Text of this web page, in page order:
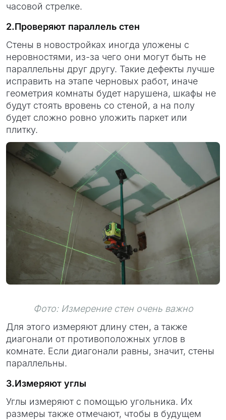
часовой стрелке.
2.Проверяют параллель стен
Стены в новостройках иногда уложены с
неровностями, из-за чего они могут быть не
параллельны друг другу. Такие дефекты лучше
исправить на этапе черновых работ, иначе
геометрия комнаты будет нарушена, шкафы не
будут стоять вровень со стеной, а на полу
будет сложно ровно уложить паркет или
плитку.
Фото: Измерение стен очень важно
Для этого измеряют длину стен, а также
диагонали от противоположных углов в
комнате. Если диагонали равны, значит, стены
параллельны.
3.Измеряют углы
Углы измеряют с помощью угольника. Их
размеры также отмечают, чтобы в будущем